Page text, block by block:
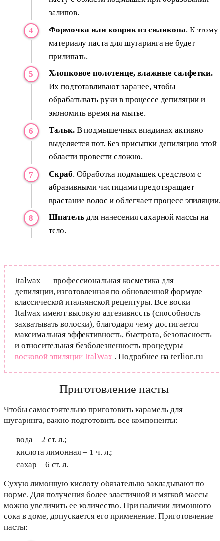
залипов.
Формочка или коврик из силикона. К этому
материалу паста для шугаринга не будет
прилипать.
Хлопковое полотенце, влажные салфетки.
Их подготавливают заранее, чтобы
обрабатывать руки в процессе депиляции и
экономить время на мытье.
Тальк. В подмышечных впадинах активно
выделяется пот. Без присыпки депиляцию этой
области провести сложно.
Скраб. Обработка подмышек средством с
абразивными частицами предотвращает
врастание волос и облегчает процесс эпиляции.
Шпатель для нанесения сахарной массы на
тело.
Italwax — профессиональная косметика для
депиляции, изготовленная по обновленной формуле
классической итальянской рецептуры. Все воски
Italwax имеют высокую адгезивность (способность
захватывать волоски), благодаря чему достигается
максимальная эффективность, быстрота, безопасность
и относительная безболезненность процедуры
восковой эпиляции ItalWax . Подробнее на terlion.ru
Приготовление пасты
Чтобы самостоятельно приготовить карамель для
шугаринга, важно подготовить все компоненты:
вода – 2 ст. л.;
кислота лимонная – 1 ч. л.;
сахар – 6 ст. л.
Сухую лимонную кислоту обязательно закладывают по
норме. Для получения более эластичной и мягкой массы
можно увеличить ее количество. При наличии лимонного
сока в доме, допускается его применение. Приготовление
пасты: